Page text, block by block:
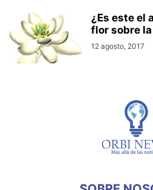
¿Es este el
flor sobre
12 agosto, 2017